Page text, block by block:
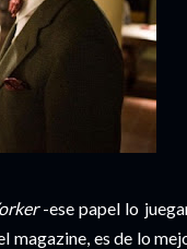
-ese papel lo
magazine, es de lo